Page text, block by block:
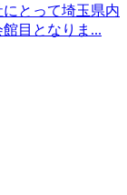
とって埼玉県内
目となりま ...